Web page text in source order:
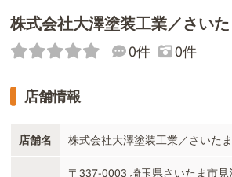
株式会社大澤塗装工業／さい
0件 0件
店舗情報
店舗名 株式会社大澤塗装工業／さいた
〒337-0003 埼玉県さいたま市